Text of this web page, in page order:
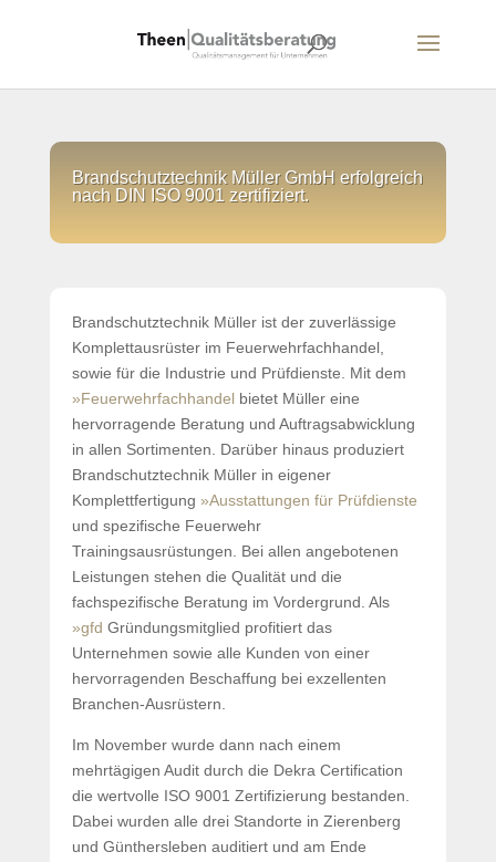
Brandschutztechnik Müller GmbH erfolgreich
nach DIN ISO 9001 zertifiziert.
Brandschutztechnik Müller ist der zuverlässige
Komplettausrüster im Feuerwehrfachhandel,
sowie für die Industrie und Prüfdienste. Mit dem
»Feuerwehrfachhandelbietet Müller eine
hervorragende Beratung und Auftragsabwicklung
in allen Sortimenten. Darüber hinaus produziert
Brandschutztechnik Müller in eigener
Komplettfertigung »Ausstattungen für Prüfdienste
und spezifische Feuerwehr
Trainingsausrüstungen. Bei allen angebotenen
Leistungen stehen die Qualität und die
fachspezifische Beratung im Vordergrund. Als
»gfd Gründungsmitglied profitiert das
Unternehmen sowie alle Kunden von einer
hervorragenden Beschaffung bei exzellenten
Branchen-Ausrüstern.
Im November wurde dann nach einem
mehrtägigen Audit durch die Dekra Certification
die wertvolle ISO 9001 Zertifizierung bestanden.
Dabei wurden alle drei Standorte in Zierenberg
und Günthersleben auditiert und am Ende